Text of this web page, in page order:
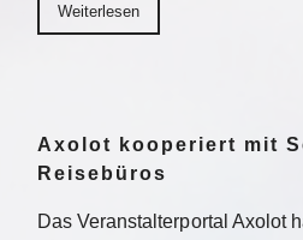
Weiterlesen
Axolot kooperiert mit
Reisebüros
Das Veranstalterportal Axolot